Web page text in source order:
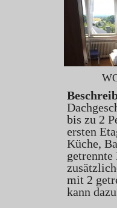
bis zu 2
ersten
Küche,
getrennte
mit 2
kann